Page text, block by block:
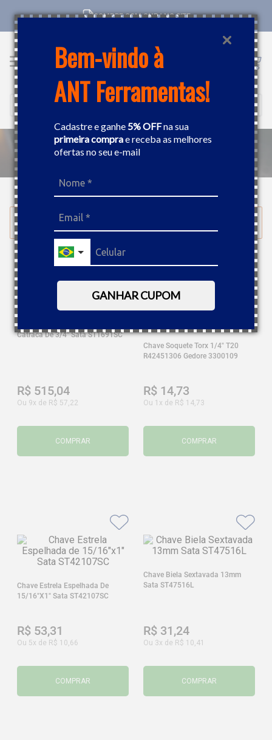
Bem-vindo à
ANT Ferramentas!
Cadastre e ganhe5% OFFna sua
primeira comprae receba as melhores
ofertas no seu e-mail
GANHAR CUPOM
COMPRE COM CNPJ NO SITE
Buscar
FILTRAR
Catraca De 3/4" Sata ST1691SC
R$ 515,04
Ou 9x de R$ 57,22
COMPRAR
Chave Soquete Torx 1/4" T20
R42451306 Gedore 3300109
R$ 14,73
Ou 1 x de R$ 14,73
COMPRAR
Chave Estrela Espelhada De
15/16"x1" Sata ST42107SC
R$ 53,31
Ou 5x de R$ 10,66
COMPRAR
Chave Biela Sextavada 13mm
Sata ST47516L
R$ 31,24
Ou 3x de R$ 10,41
COMPRAR